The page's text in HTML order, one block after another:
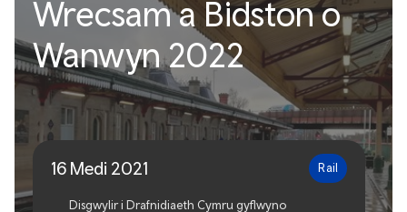
Gwasanaethau ychwanegol
rhwng Wrecsam a Bidston
o Wanwyn 2022
Wrecsam a Bidston o
Wanwyn 2022
16 Medi 2021 Rail
Disgwylir i Drafnidiaeth Cymru gyflwyno